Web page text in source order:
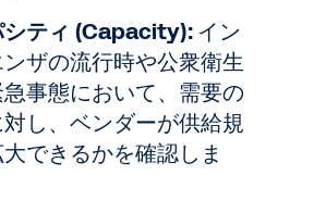
シティ (Capacity): イン
ザの流行時や公衆衛生
事態において、需要の
し、ベンダーが供給規
できるかを確認しま